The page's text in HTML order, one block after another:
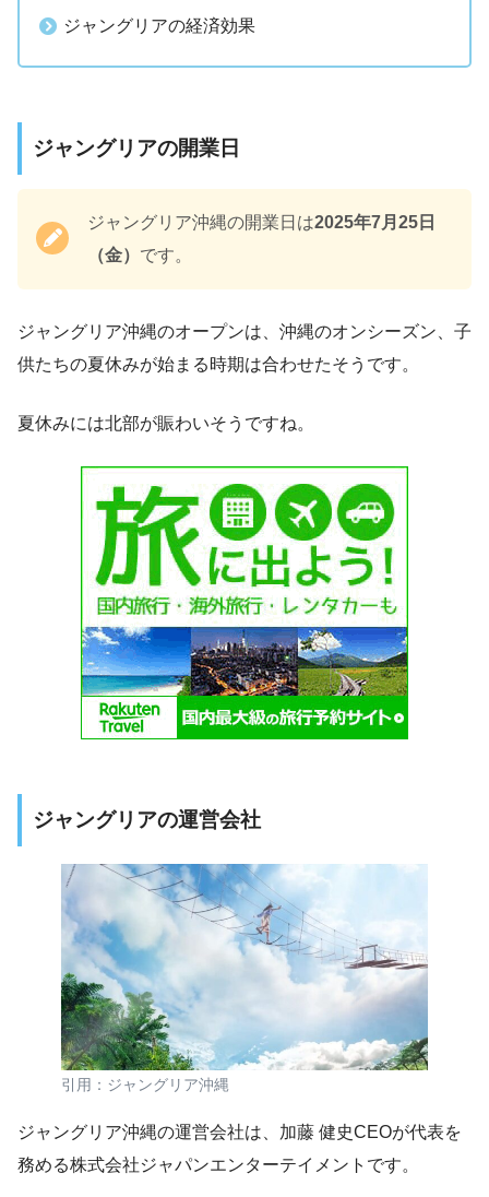
ジャングリアの経済効果
ジャングリアの開業日
ジャングリア沖縄の開業日は2025年7月25日
（金） です。
ジャングリア沖縄のオープンは、沖縄のオンシーズン、子
供たちの夏休みが始まる時期は合わせたそうです。
夏休みには北部が賑わいそうですね。
ジャングリアの運営会社
引用：ジャングリア沖縄
ジャングリア沖縄の運営会社は、加藤 健史CEOが代表を
務める株式会社ジャパンエンターテイメントです。